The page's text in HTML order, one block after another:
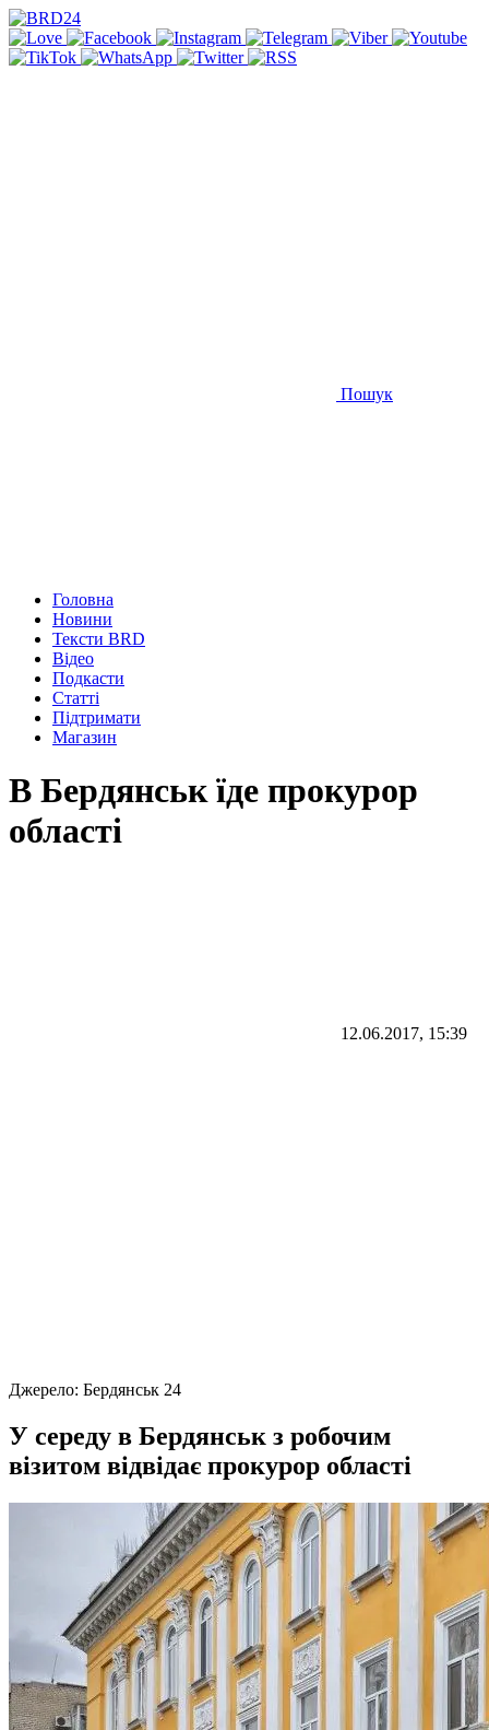
Пошук
Головна
Новини
Тексти BRD
Відео
Подкасти
Статті
Підтримати
Магазин
В Бердянськ їде прокурор
області
12.06.2017, 15:39
Джерело: Бердянськ 24
У середу в Бердянськ з робочим
візитом відвідає прокурор області